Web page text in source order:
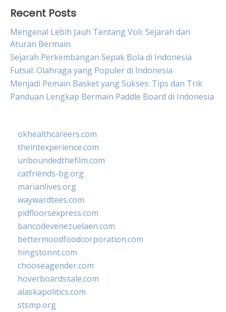
Recent Posts
Mengenal Lebih Jauh Tentang Voli: Sejarah dan
Aturan Bermain
Sejarah Perkembangan Sepak Bola di Indonesia
Futsal: Olahraga yang Populer di Indonesia
Menjadi Pemain Basket yang Sukses: Tips dan Trik
Panduan Lengkap Bermain Paddle Board di Indonesia
okhealthcareers.com
theintexperience.com
unboundedthefilm.com
catfriends-bg.org
marianlives.org
waywardtees.com
pidfloorsexpress.com
bancodevenezuelaen.com
bettermoodfoodcorporation.com
hingstonnt.com
chooseagender.com
hoverboardssale.com
alaskapolitics.com
stsmp.org